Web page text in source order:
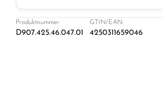
Produktnummer:
D907.425.46.047.01
GTIN/EAN:
4250311659046